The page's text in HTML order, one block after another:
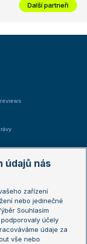
Další partneři
údajů nás
zařízení
nebo jedinečné
Souhlasím
účely
údaje za
vše nebo